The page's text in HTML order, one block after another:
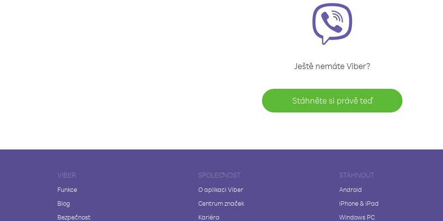
Ještě nemáte Viber?
Stáhněte si právě teď
VIBER
Funkce
Blog
Bezpečnost
SPOLEČNOST
O aplikaci Viber
Centrum značek
Kariéra
STÁHNOUT
Android
iPhone & iPad
Windows PC